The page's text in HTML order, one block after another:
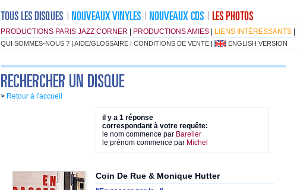
PRODUCTIONS PARIS JAZZ CORNER PRODUCTIONS AMIES LIENS INTÉRESSANTS
QUI SOMMES-NOUS ? | AIDE/GLOSSAIRE | CONDITIONS DE VENTE | ENGLISH VERSION
> Retour à l'accueil
il y a 1 réponse
correspondant à votre requête:
le nom commence par Barelier
le prénom commence par Michel
Coin De Rue & Monique Hutter